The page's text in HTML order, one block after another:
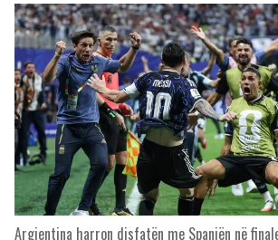
Argjentina harron disfatën me Spanjën në